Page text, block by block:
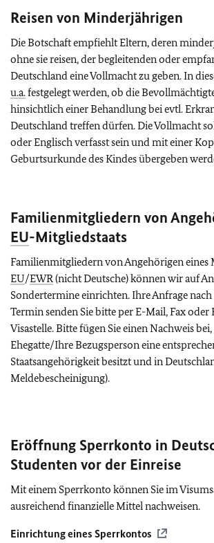
Reisen von Minderjährigen
Die Botschaft empfiehlt Eltern, deren
ohne sie reisen, der begleitenden oder
Deutschland eine Vollmacht zu geben. In
u.a.festgelegt werden, ob die
hinsichtlich einer Behandlung bei evtl.
Deutschland treffen dürfen. Die Vollmacht
oder Englisch verfasst sein und mit einer
Geburtsurkunde des Kindes übergeben
Familienmitgliedern von
EU-Mitgliedstaats
Familienmitgliedern von Angehörigen eines
EU/EWR (nicht Deutsche) können wir auf
Sondertermine einrichten. Ihre Anfrage
Termin senden Sie bitte per E-Mail, Fax oder
Visastelle. Bitte fügen Sie einen Nachweis
Ehegatte/Ihre Bezugsperson eine
Staatsangehörigkeit besitzt und in
Meldebescheinigung).
Eröffnung Sperrkonto in
Studenten vor der Einreise
Mit einem Sperrkonto können Sie im
ausreichend finanzielle Mittel nachweisen.
Einrichtung eines Sperrkontos